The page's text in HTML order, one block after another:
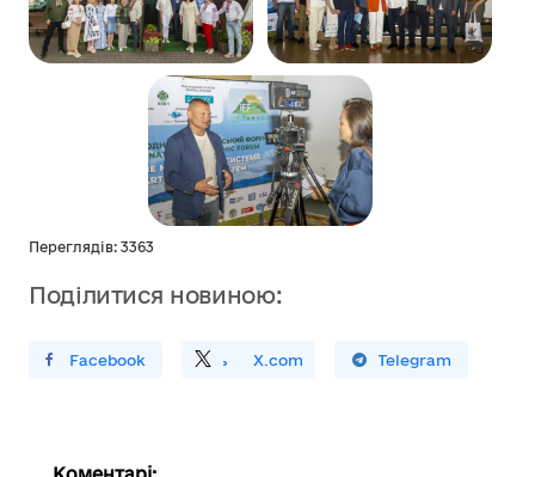
Переглядів: 3363
Поділитися новиною:
У FacebookПоділитись X.com
Поширити У Telegram